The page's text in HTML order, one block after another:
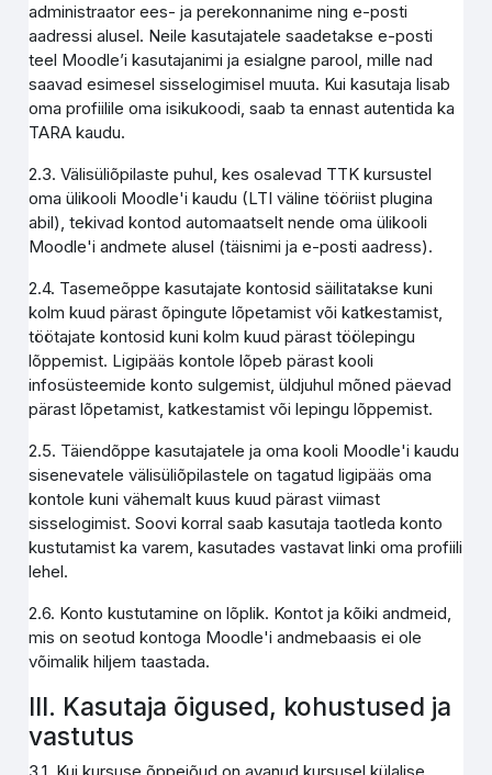
administraator ees- ja perekonnanime ning e-posti
aadressi alusel. Neile kasutajatele saadetakse e-posti
teel Moodle’i kasutajanimi ja esialgne parool, mille nad
saavad esimesel sisselogimisel muuta. Kui kasutaja lisab
oma profiilile oma isikukoodi, saab ta ennast autentida ka
TARA kaudu.
2.3. Välisüliõpilaste puhul, kes osalevad TTK kursustel
oma ülikooli Moodle'i kaudu (LTI väline tööriist plugina
abil), tekivad kontod automaatselt nende oma ülikooli
Moodle'i andmete alusel (täisnimi ja e-posti aadress).
2.4. Tasemeõppe kasutajate kontosid säilitatakse kuni
kolm kuud pärast õpingute lõpetamist või katkestamist,
töötajate kontosid kuni kolm kuud pärast töölepingu
lõppemist. Ligipääs kontole lõpeb pärast kooli
infosüsteemide konto sulgemist, üldjuhul mõned päevad
pärast lõpetamist, katkestamist või lepingu lõppemist.
2.5. Täiendõppe kasutajatele ja oma kooli Moodle'i kaudu
sisenevatele välisüliõpilastele on tagatud ligipääs oma
kontole kuni vähemalt kuus kuud pärast viimast
sisselogimist. Soovi korral saab kasutaja taotleda konto
kustutamist ka varem, kasutades vastavat linki oma profiili
lehel.
2.6. Konto kustutamine on lõplik. Kontot ja kõiki andmeid,
mis on seotud kontoga Moodle'i andmebaasis ei ole
võimalik hiljem taastada.
III. Kasutaja õigused, kohustused ja
vastutus